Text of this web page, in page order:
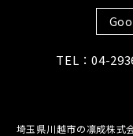
TEL：04-
埼玉県川越市の凛成株式